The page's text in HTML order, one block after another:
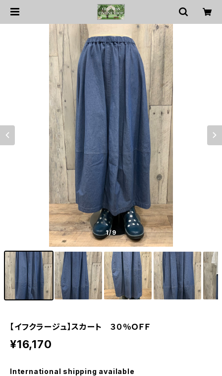
1/9
【イフクラージュ】スカート ３０％ＯＦＦ
¥16,170
International shipping available